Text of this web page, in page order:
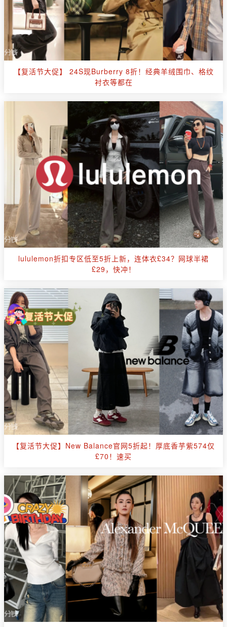
【复活节大促】 24S现Burberry 8折！经典羊绒围巾、格纹
衬衣等都在
lululemon折扣专区低至5折上新，连体衣£34？网球半裙
£29，快冲！
【复活节大促】New Balance官网5折起！厚底香芋紫574仅
£70！速买